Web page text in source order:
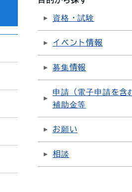
資格・試験
イベント情報
募集情報
申請（電子申請を含
補助金等
お願い
相談